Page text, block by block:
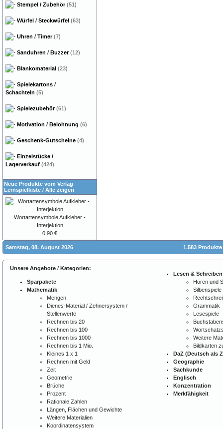
Stempel / Zubehör(51)
Würfel / Steckwürfel (63)
Uhren / Timer(7)
Sanduhren / Buzzer(12)
Blankomaterial (23)
Spielekartons /
Schachteln (5)
Spielezubehör(61)
Motivation / Belohnung (6)
Geschenk-Gutscheine (4)
Einzelstücke /
Lagerverkauf (424)
Neue Produkte vom Verlag
Lernspielkiste / Alle zeigen
Wortartensymbole Aufkleber -
Interjektion
0,90 €
Samstag, 08. August 2026 1.583
Unsere Angebote / Kategorien:
Sparpakete
Mathematik
Mengen
Dienes-Material / Zehnersystem /
Stellenwerte
Rechnen bis 20
Rechnen bis 100
Rechnen bis 1000
Rechnen bis 1 Mio.
Kleines 1 x 1
Rechnen mit Geld
Zeit
Geometrie
Brüche
Prozent
Rationale Zahlen
Längen, Flächen und Gewichte
Weitere Materialien
Koordinatensystem
Lesen & Schreiben
Hören und
Silbenspiele
Grammatik
Lesespiele
Weitere
Bildkarten
DaZ (Deutsch als
Geographie
Sachkunde
Englisch
Konzentration
Merkfähigkeit